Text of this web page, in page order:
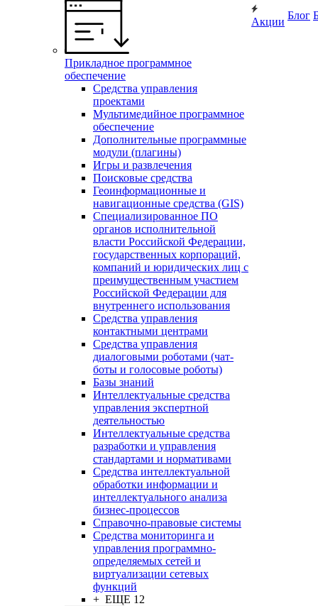
Прикладное программное
обеспечение
Средства управления
проектами
Мультимедийное программное
обеспечение
Дополнительные программные
модули (плагины)
Игры и развлечения
Поисковые средства
Геоинформационные и
навигационные средства (GIS)
Специализированное ПО
органов исполнительной
власти Российской Федерации,
государственных корпораций,
компаний и юридических лиц с
преимущественным участием
Российской Федерации для
внутреннего использования
Средства управления
контактными центрами
Средства управления
диалоговыми роботами (чат-
боты и голосовые роботы)
Базы знаний
Интеллектуальные средства
управления экспертной
деятельностью
Интеллектуальные средства
разработки и управления
стандартами и нормативами
Средства интеллектуальной
обработки информации и
интеллектуального анализа
бизнес-процессов
Справочно-правовые системы
Средства мониторинга и
управления программно-
определяемых сетей и
виртуализации сетевых
функций
+ ЕЩЕ 12
Акции
Блог